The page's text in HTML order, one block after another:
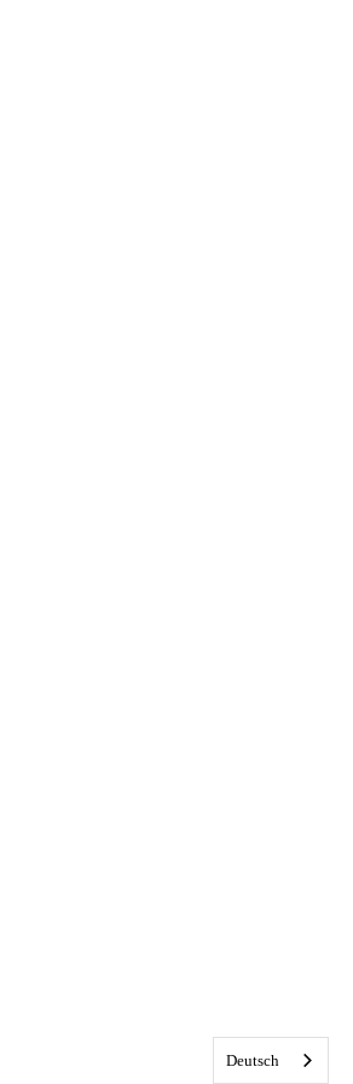
Deutsch